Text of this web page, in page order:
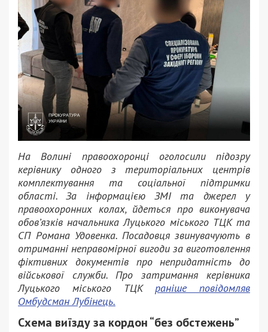
На Волині правоохоронці оголосили підозру
керівнику одного з територіальних центрів
комплектування та соціальної підтримки
області. За інформацією ЗМІ та джерел у
правоохоронних колах, йдеться про виконувача
обов’язків начальника Луцького міського ТЦК та
СП Романа Удовенка. Посадовця звинувачують в
отриманні неправомірної вигоди за виготовлення
фіктивних документів про непридатність до
військової служби. Про затримання керівника
Луцького міського ТЦКраніше повідомляв
Омбудсман Лубінець.
Схема виїзду за кордон “без обстежень”